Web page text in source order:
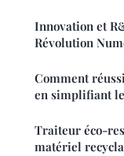
Innovation et
Révolution
Comment
en simplifiant
Traiteur éco-
matériel